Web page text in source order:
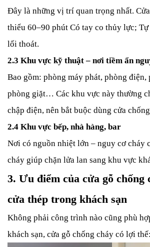
Đây là những vị trí quan trọng nhất.
thiểu 60–90 phút Có tay co thủy lực;
lối thoát.
2.3 Khu vực kỹ thuật – nơi tiềm ẩn
Bao gồm: phòng máy phát, phòng điện,
phòng giặt… Các khu vực này thường
chập điện, nên bắt buộc dùng cửa
2.4 Khu vực bếp, nhà hàng, bar
Nơi có nguồn nhiệt lớn – nguy cơ cháy
cháy giúp chặn lửa lan sang khu vực
3. Ưu điểm của cửa gỗ chống
cửa thép trong khách sạn
Không phải công trình nào cũng phù
khách sạn, cửa gỗ chống cháy có lợi thế: